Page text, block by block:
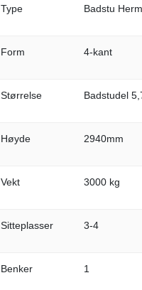
Type Badstu
Form 4-kant
Størrelse Badstudel
Høyde 2940mm
Vekt 3000 kg
Sitteplasser 3-4
Benker 1